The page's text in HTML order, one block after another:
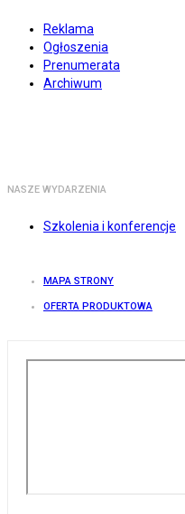
Reklama
Ogłoszenia
Prenumerata
Archiwum
NASZE WYDARZENIA
Szkolenia i konferencje
MAPA STRONY
OFERTA PRODUKTOWA